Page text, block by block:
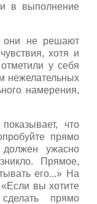
в выполнение
они не решают
хотя и
у себя
нежелательных
намерения,
что
прямо
ужасно
Прямое,
его...» На
вы хотите
прямо